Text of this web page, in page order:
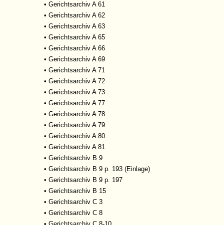
• Gerichtsarchiv A 61
• Gerichtsarchiv A 62
• Gerichtsarchiv A 63
• Gerichtsarchiv A 65
• Gerichtsarchiv A 66
• Gerichtsarchiv A 69
• Gerichtsarchiv A 71
• Gerichtsarchiv A 72
• Gerichtsarchiv A 73
• Gerichtsarchiv A 77
• Gerichtsarchiv A 78
• Gerichtsarchiv A 79
• Gerichtsarchiv A 80
• Gerichtsarchiv A 81
• Gerichtsarchiv B 9
• Gerichtsarchiv B 9 p. 193 (Einlage)
• Gerichtsarchiv B 9 p. 197
• Gerichtsarchiv B 15
• Gerichtsarchiv C 3
• Gerichtsarchiv C 8